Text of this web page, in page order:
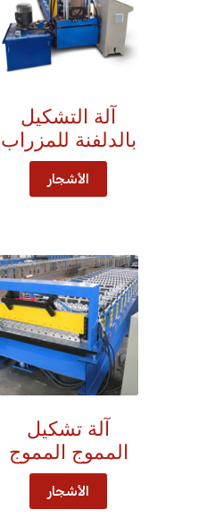
آلة التشكيل
بالدلفنة للمزراب
الأشجار
آلة تشكيل
المموج المموج
الأشجار